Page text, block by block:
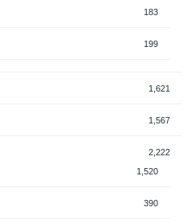
183
199
1,621
1,567
2,222
1,520
390